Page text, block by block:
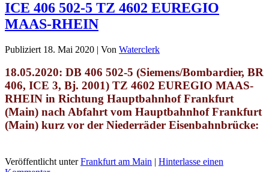
ICE 406 502-5 TZ 4602 EUREGIO
MAAS-RHEIN
Publiziert 18. Mai 2020 | Von Waterclerk
18.05.2020: DB 406 502-5 (Siemens/Bombardier, BR
406, ICE 3, Bj. 2001) TZ 4602 EUREGIO MAAS-
RHEIN in Richtung Hauptbahnhof Frankfurt
(Main) nach Abfahrt vom Hauptbahnhof Frankfurt
(Main) kurz vor der Niederräder Eisenbahnbrücke:
Veröffentlicht unter Frankfurt am Main | Hinterlasse einen